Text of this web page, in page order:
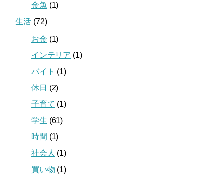
金魚 (1)
生活 (72)
お金 (1)
インテリア (1)
バイト (1)
休日 (2)
子育て (1)
学生 (61)
時間 (1)
社会人 (1)
買い物 (1)